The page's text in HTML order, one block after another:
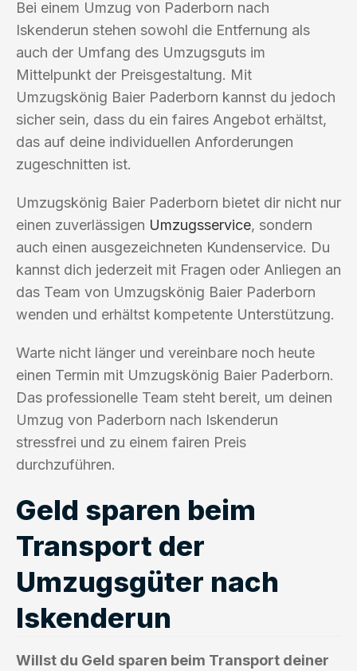
Bei einem Umzug von Paderborn nach
Iskenderun stehen sowohl die Entfernung als
auch der Umfang des Umzugsguts im
Mittelpunkt der Preisgestaltung. Mit
Umzugskönig Baier Paderborn kannst du jedoch
sicher sein, dass du ein faires Angebot erhältst,
das auf deine individuellen Anforderungen
zugeschnitten ist.
Umzugskönig Baier Paderborn bietet dir nicht nur
einen zuverlässigen Umzugsservice, sondern
auch einen ausgezeichneten Kundenservice. Du
kannst dich jederzeit mit Fragen oder Anliegen an
das Team von Umzugskönig Baier Paderborn
wenden und erhältst kompetente Unterstützung.
Warte nicht länger und vereinbare noch heute
einen Termin mit Umzugskönig Baier Paderborn.
Das professionelle Team steht bereit, um deinen
Umzug von Paderborn nach Iskenderun
stressfrei und zu einem fairen Preis
durchzuführen.
Geld sparen beim
Transport der
Umzugsgüter nach
Iskenderun
Willst du Geld sparen beim Transport deiner